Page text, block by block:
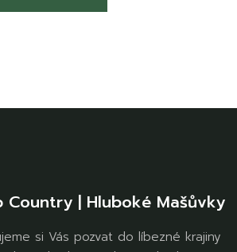
Country | Hluboké Mašůvky
si Vás pozvat do líbezné krajiny